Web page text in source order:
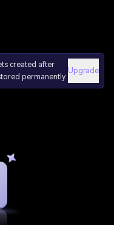
created after
permanently.
Upgrade